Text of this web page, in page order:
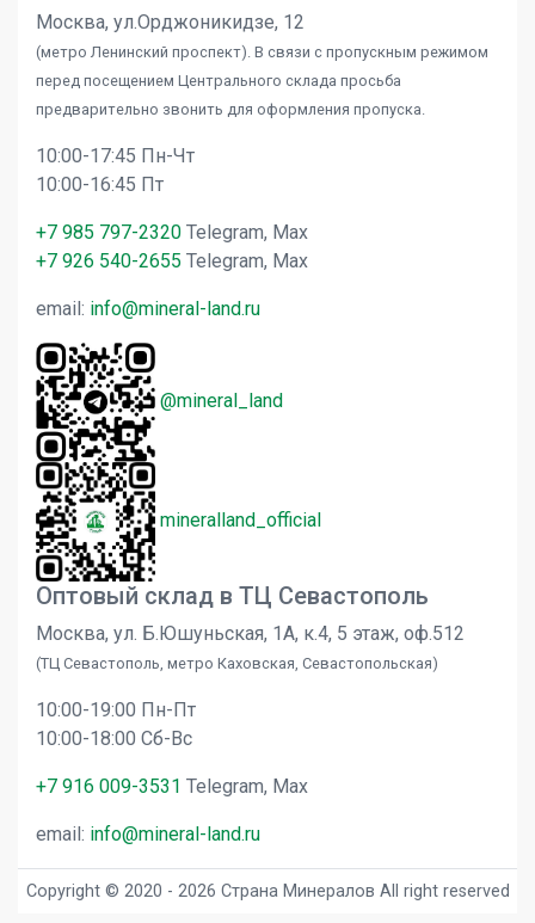
Москва, ул.Орджоникидзе, 12
(метро Ленинский проспект). В связи с пропускным режимом
перед посещением Центрального склада просьба
предварительно звонить для оформления пропуска.
10:00-17:45 Пн-Чт
10:00-16:45 Пт
+7 985 797-2320 Telegram, Max
+7 926 540-2655 Telegram, Max
email: info@mineral-land.ru
@mineral_land
mineralland_official
Оптовый склад в ТЦ Севастополь
Москва, ул. Б.Юшуньская, 1А, к.4, 5 этаж, оф.512
(ТЦ Севастополь, метро Каховская, Севастопольская)
10:00-19:00 Пн-Пт
10:00-18:00 Сб-Вс
+7 916 009-3531 Telegram, Max
email: info@mineral-land.ru
Copyright © 2020 - 2026 Страна Минералов All right reserved